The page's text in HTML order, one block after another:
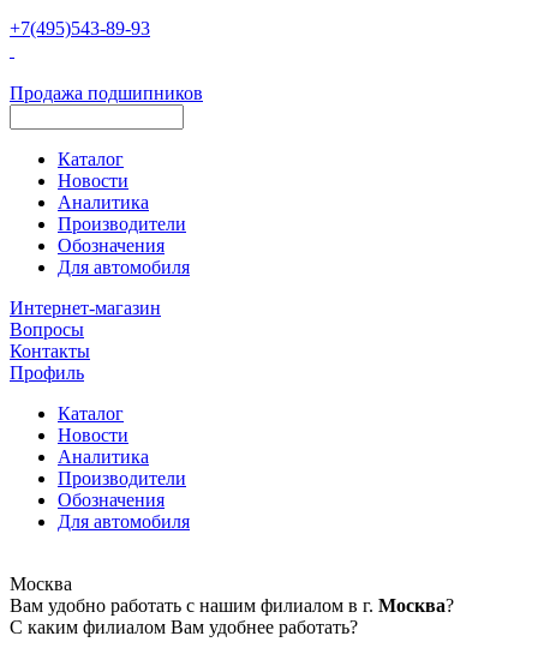
+7(495)543-89-93
Продажа подшипников
Каталог
Новости
Аналитика
Производители
Обозначения
Для автомобиля
Интернет-магазин
Вопросы
Контакты
Профиль
Каталог
Новости
Аналитика
Производители
Обозначения
Для автомобиля
Москва
Вам удобно работать с нашим филиалом в г. Москва?
С каким филиалом Вам удобнее работать?